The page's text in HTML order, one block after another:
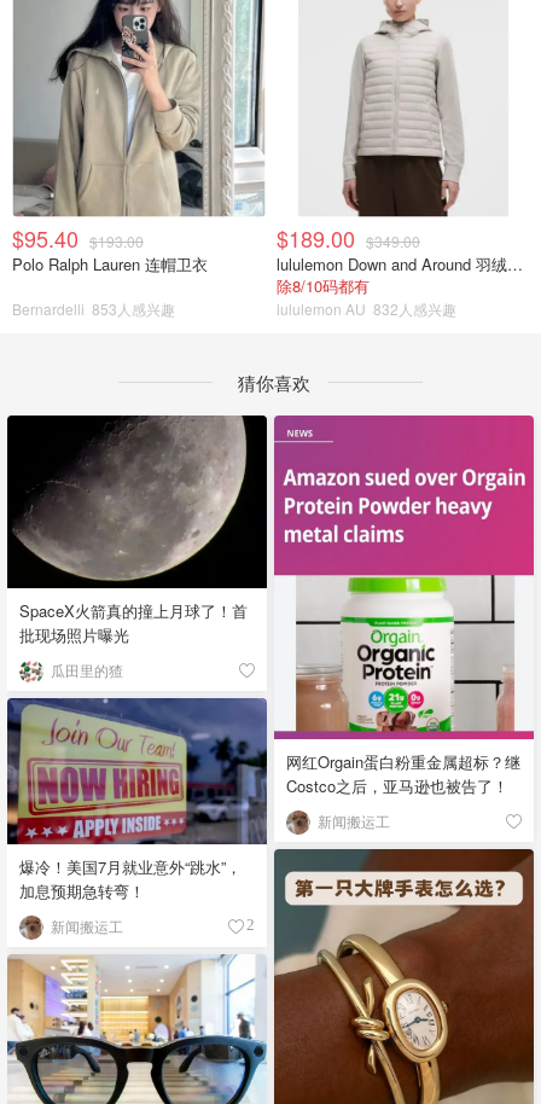
$95.40 $193.00
Polo Ralph Lauren 连帽卫衣
Bernardelli 853人感兴趣
$189.00 $349.00
lululemon Down and Around 羽绒夹克
除8/10码都有
lululemon AU 832人感兴趣
猜你喜欢
SpaceX火箭真的撞上月球了！首
批现场照片曝光
瓜田里的猹
网红Orgain蛋白粉重金属超标？继
Costco之后，亚马逊也被告了！
新闻搬运工
爆冷！美国7月就业意外“跳水”，
加息预期急转弯！
新闻搬运工 2